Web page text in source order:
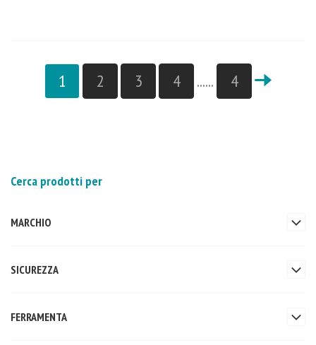
1 2 3 4 ...... 4
Cerca prodotti per
MARCHIO
SICUREZZA
FERRAMENTA